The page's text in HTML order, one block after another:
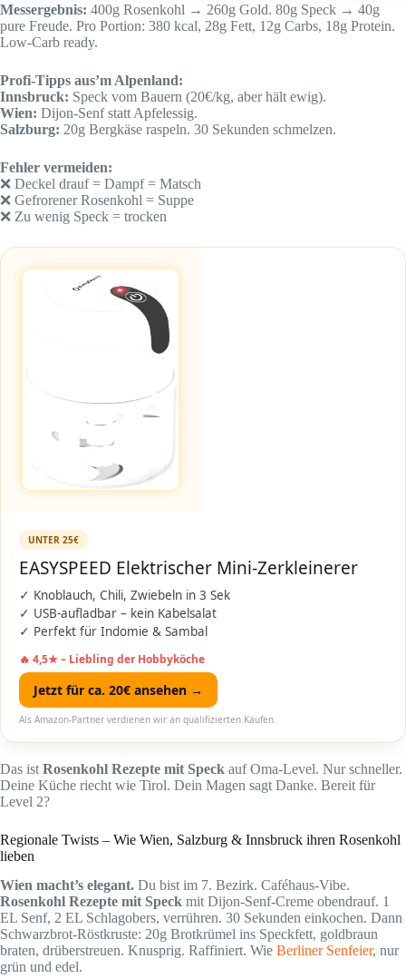
Messergebnis: 400g Rosenkohl → 260g Gold. 80g Speck → 40g
pure Freude. Pro Portion: 380 kcal, 28g Fett, 12g Carbs, 18g Protein.
Low-Carb ready.
Profi-Tipps aus’m Alpenland:
Innsbruck: Speck vom Bauern (20€/kg, aber hält ewig).
Wien: Dijon-Senf statt Apfelessig.
Salzburg: 20g Bergkäse raspeln. 30 Sekunden schmelzen.
Fehler vermeiden:
❌ Deckel drauf = Dampf = Matsch
❌ Gefrorener Rosenkohl = Suppe
❌ Zu wenig Speck = trocken
UNTER 25€
EASYSPEED Elektrischer Mini-Zerkleinerer
✓ Knoblauch, Chili, Zwiebeln in 3 Sek
✓ USB-aufladbar – kein Kabelsalat
✓ Perfekt für Indomie & Sambal
🔥 4,5★ – Liebling der Hobbyköche
Jetzt für ca. 20€ ansehen →
Als Amazon-Partner verdienen wir an qualifizierten Käufen.
Das ist Rosenkohl Rezepte mit Speck auf Oma-Level. Nur schneller.
Deine Küche riecht wie Tirol. Dein Magen sagt Danke. Bereit für
Level 2?
Regionale Twists – Wie Wien, Salzburg & Innsbruck ihren Rosenkohl
lieben
Wien macht’s elegant. Du bist im 7. Bezirk. Caféhaus-Vibe.
Rosenkohl Rezepte mit Speck mit Dijon-Senf-Creme obendrauf. 1
EL Senf, 2 EL Schlagobers, verrühren. 30 Sekunden einkochen. Dann
Schwarzbrot-Röstkruste: 20g Brotkrümel ins Speckfett, goldbraun
braten, drüberstreuen. Knusprig. Raffiniert. Wie Berliner Senfeier, nur
grün und edel.